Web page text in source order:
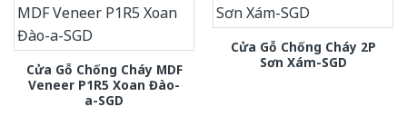
Cửa Gỗ Chống Cháy MDF
Veneer P1R5 Xoan Đào-
a-SGD
Cửa Gỗ Chống Cháy 2P
Sơn Xám-SGD